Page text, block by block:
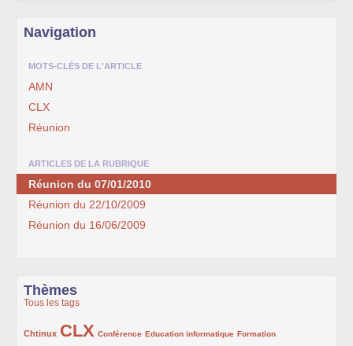
Navigation
MOTS-CLÉS DE L'ARTICLE
AMN
CLX
Réunion
ARTICLES DE LA RUBRIQUE
Réunion du 07/01/2010
Réunion du 22/10/2009
Réunion du 16/06/2009
Thèmes
Tous les tags
Chtinux
222/1002CLX
1002/1002 Conférence
132/1002 Education informatique
119/1002 Formation
168/1002